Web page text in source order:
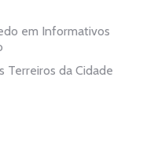
em Informativos
Terreiros da Cidade